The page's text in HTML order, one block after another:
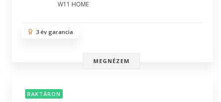
W11 HOME
3 év garancia
MEGNÉZEM
RAKTÁRON